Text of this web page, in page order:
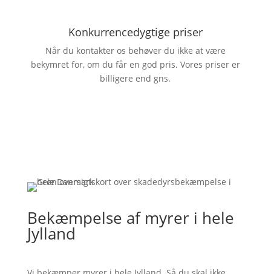
Konkurrencedygtige priser
Når du kontakter os behøver du ikke at være
bekymret for, om du får en god pris. Vores priser er
billigere end gns.
Bekæmpelse af myrer i hele
Jylland